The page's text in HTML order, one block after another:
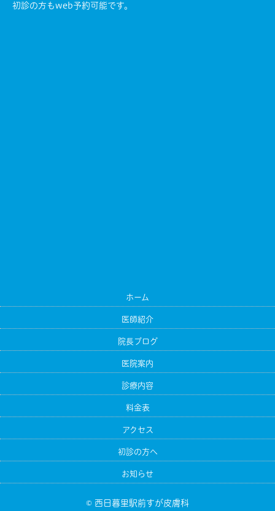
初診の方もweb予約可能です。
ホーム
医師紹介
院長ブログ
医院案内
診療内容
料金表
アクセス
初診の方へ
お知らせ
© 西日暮里駅前すが皮膚科